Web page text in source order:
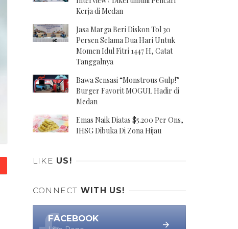
Kerja di Medan
Jasa Marga Beri Diskon Tol 30
Persen Selama Dua Hari Untuk
Momen Idul Fitri 1447 H, Catat
Tanggalnya
Bawa Sensasi “Monstrous Gulp!”
Burger Favorit MOGUL Hadir di
Medan
Emas Naik Diatas $5.200 Per Ons,
IHSG Dibuka Di Zona Hijau
LIKE US!
CONNECT WITH US!
FACEBOOK